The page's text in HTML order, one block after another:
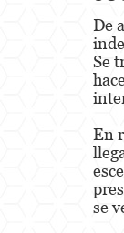
De
Se
En
se